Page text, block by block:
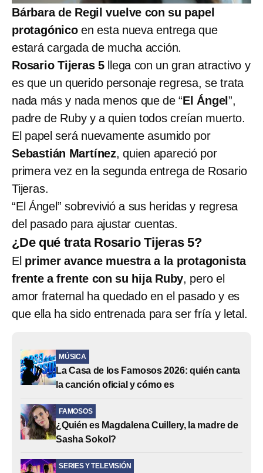
Bárbara de Regil vuelve con su papel
protagónicoen esta nueva entrega que
estará cargada de mucha acción.
Rosario Tijeras 5llega con un gran atractivo y
es que un querido personaje regresa, se trata
nada más y nada menos que de “El Ángel”,
padre de Ruby y a quien todos creían muerto.
El papel será nuevamente asumido por
Sebastián Martínez, quien apareció por
primera vez en la segunda entrega de Rosario
Tijeras.
“El Ángel” sobrevivió a sus heridas y regresa
del pasado para ajustar cuentas.
¿De qué trata Rosario Tijeras 5?
El primer avance muestra a la protagonista
frente a frente con su hija Ruby, pero el
amor fraternal ha quedado en el pasado y es
que ella ha sido entrenada para ser fría y letal.
MÚSICA
La Casa de los Famosos 2026: quién canta
la canción oficial y cómo es
FAMOSOS
¿Quién es Magdalena Cuillery, la madre de
Sasha Sokol?
SERIES Y TELEVISIÓN